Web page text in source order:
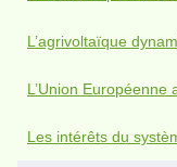
L’agrivoltaïque
L’Union Européenne
Les intérêts du